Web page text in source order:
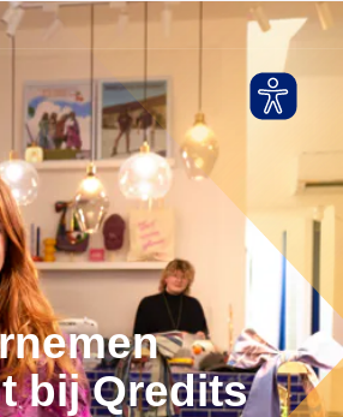
bij Qredits